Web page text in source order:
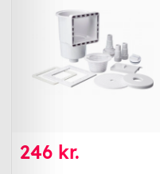
246 kr.